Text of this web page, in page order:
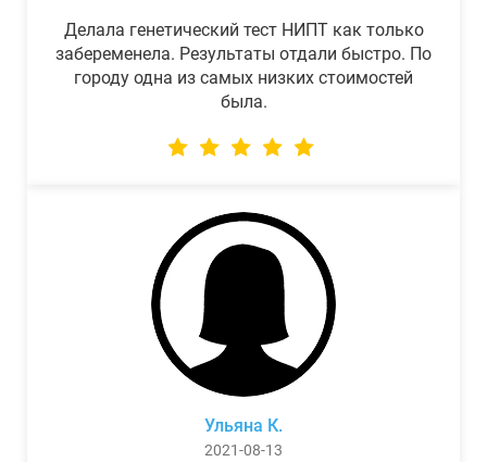
Делала генетический тест НИПТ как только
забеременела. Результаты отдали быстро. По
городу одна из самых низких стоимостей
была.
Ульяна К.
2021-08-13